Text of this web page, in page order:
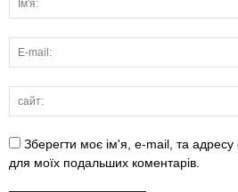
Зберегти моє ім'я, e-mail, та адресу
для моїх подальших коментарів.